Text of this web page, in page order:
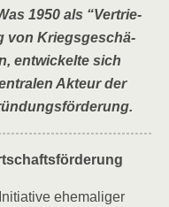
1950 als “Ver­trie­
von Kriegs­ge­schä­
ent­wi­ckel­te sich
Akteur der
ehe­ma­li­ger